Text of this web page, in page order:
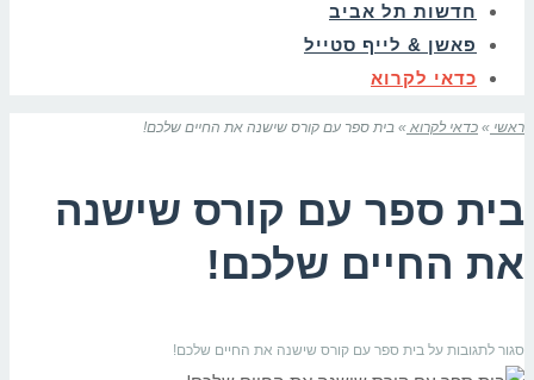
חדשות תל אביב
פאשן & לייף סטייל
כדאי לקרוא
ראשי » כדאי לקרוא » בית ספר עם קורס שישנה את החיים שלכם!
בית ספר עם קורס שישנה
את החיים שלכם!
סגור לתגובות על בית ספר עם קורס שישנה את החיים שלכם!